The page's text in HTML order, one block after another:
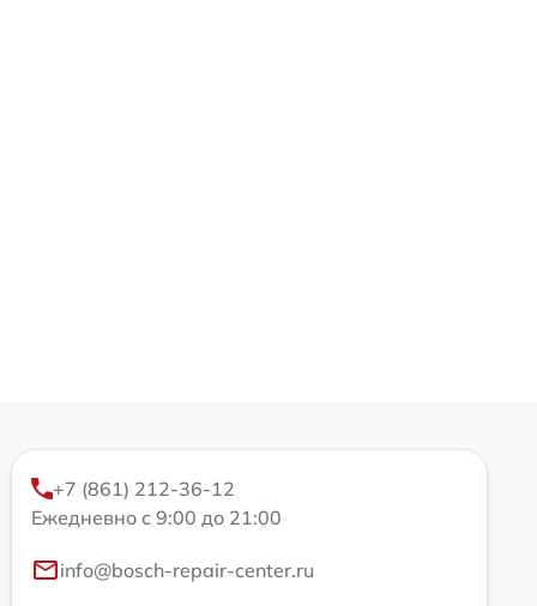
+7 (861) 212-36-12
Ежедневно с 9:00 до 21:00
info@bosch-repair-center.ru